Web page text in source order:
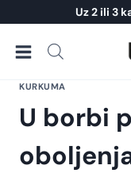
to
content
Uz 2 ili 3
KURKUMA
U borbi